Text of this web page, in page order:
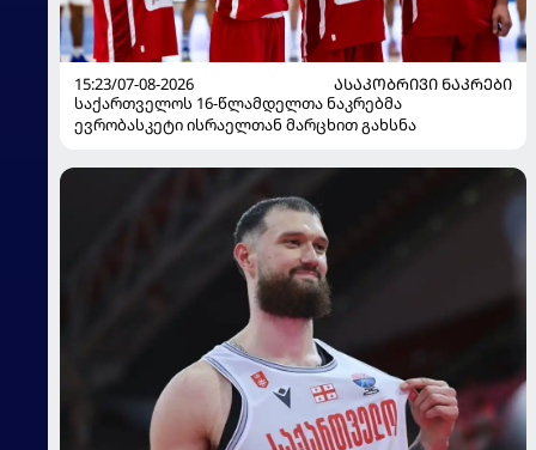
15:23/07-08-2026
ᲐᲡᲐᲙᲝᲑᲠᲘᲕᲘ ᲜᲐᲙᲠᲔᲑᲘ
საქართველოს 16-წლამდელთა ნაკრებმა
ევრობასკეტი ისრაელთან მარცხით გახსნა